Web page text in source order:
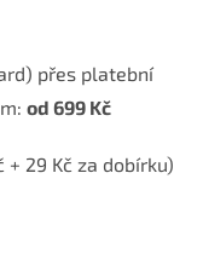
přes platební
od 699 Kč
29 Kč za dobírku)